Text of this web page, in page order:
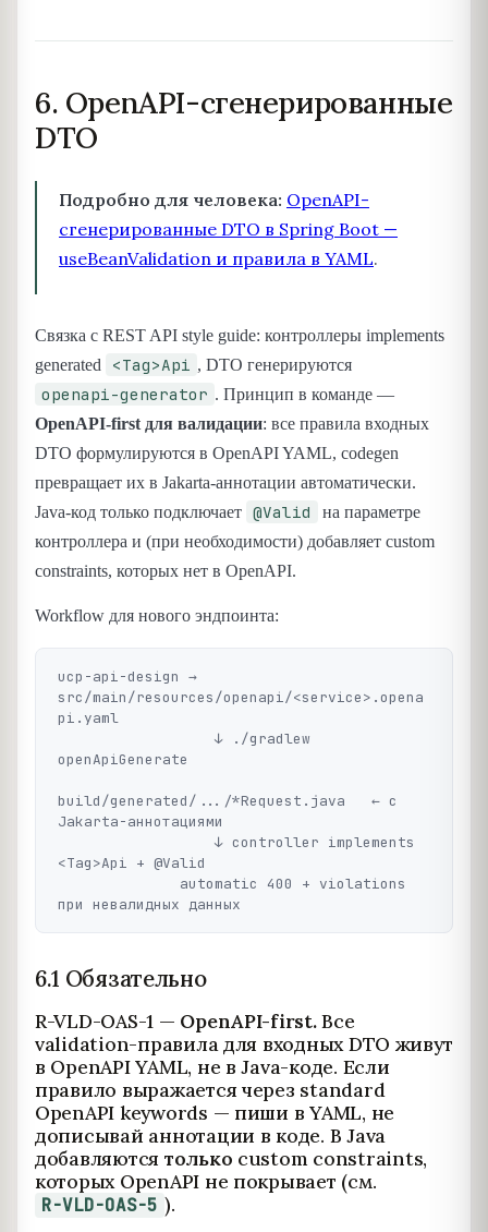
6. OpenAPI-сгенерированные
DTO
Подробно для человека: OpenAPI-
сгенерированные DTO в Spring Boot —
useBeanValidation и правила в YAML.
Связка с REST API style guide: контроллеры implements
generated
<Tag>Api , DTO генерируются
openapi-generator . Принцип в команде —
OpenAPI-first для валидации: все правила входных
DTO формулируются в OpenAPI YAML, codegen
превращает их в Jakarta-аннотации автоматически.
Java-код только подключает @Valid
на параметре
контроллера и (при необходимости) добавляет custom
constraints, которых нет в OpenAPI.
Workflow для нового эндпоинта:
ucp-api-design →
src/main/resources/openapi/<service>.opena
pi.yaml
openApiGenerate
build/generated/.../*Request.java   ← с
Jakarta-аннотациями
<Tag>Api + @Valid
6.1 Обязательно
R-VLD-OAS-1 — OpenAPI-first.Все
validation-правила для входных DTO живут
в OpenAPI YAML, не в Java-коде. Если
правило выражается через standard
OpenAPI keywords — пиши в YAML, не
дописывай аннотации в коде. В Java
добавляются только custom constraints,
которых OpenAPI не покрывает (см.
R-VLD-OAS-5 ).